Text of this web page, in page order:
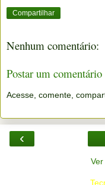
Compartilhar
Nenhum comentário:
Postar um comentário
Acesse, comente,
‹